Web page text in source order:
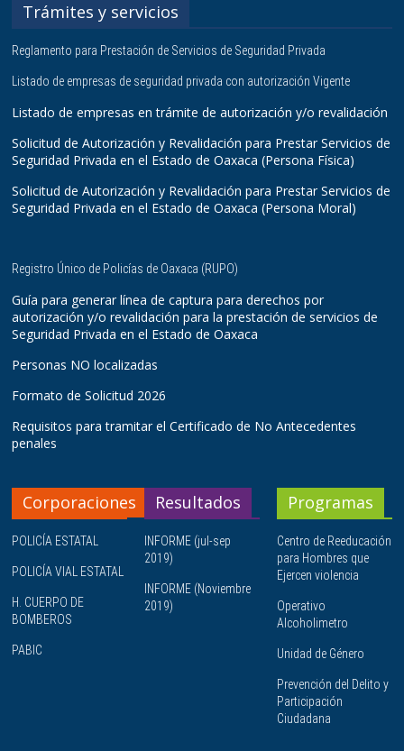
Trámites y servicios
Reglamento para Prestación de Servicios de Seguridad Privada
Listado de empresas de seguridad privada con autorización Vigente
Listado de empresas en trámite de autorización y/o revalidación
Solicitud de Autorización y Revalidación para Prestar Servicios de
Seguridad Privada en el Estado de Oaxaca (Persona Física)
Solicitud de Autorización y Revalidación para Prestar Servicios de
Seguridad Privada en el Estado de Oaxaca (Persona Moral)
Registro Único de Policías de Oaxaca (RUPO)
Guía para generar línea de captura para derechos por
autorización y/o revalidación para la prestación de servicios de
Seguridad Privada en el Estado de Oaxaca
Personas NO localizadas
Formato de Solicitud 2026
Requisitos para tramitar el Certificado de No Antecedentes
penales
Corporaciones
POLICÍA ESTATAL
POLICÍA VIAL ESTATAL
H. CUERPO DE
BOMBEROS
PABIC
Resultados
INFORME (jul-sep
2019)
INFORME (Noviembre
2019)
Programas
Centro de Reeducación
para Hombres que
Ejercen violencia
Operativo
Alcoholimetro
Unidad de Género
Prevención del Delito y
Participación
Ciudadana